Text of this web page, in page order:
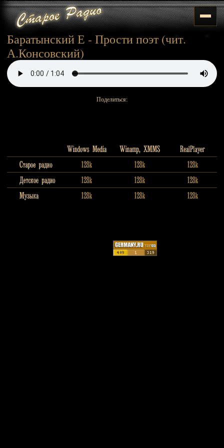
Баратынский Е - Прости поэт (чит.
А.Консовский)
Поделиться: